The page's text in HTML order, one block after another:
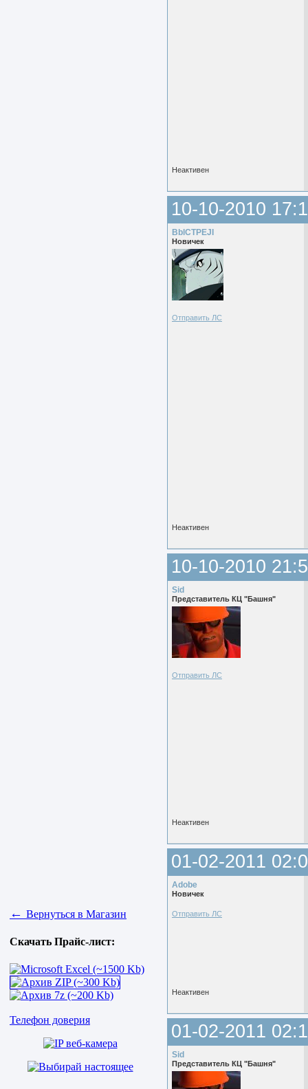
← Вернуться в Магазин
Скачать Прайс-лист:
Телефон доверия
Неактивен
10-10-2010
BblCTPEJI
Новичек
Отправить ЛС
Неактивен
10-10-2010
Sid
Представитель КЦ "Башня"
Отправить ЛС
Неактивен
01-02-2011
Adobe
Новичек
Отправить ЛС
Неактивен
01-02-2011
Sid
Представитель КЦ "Башня"